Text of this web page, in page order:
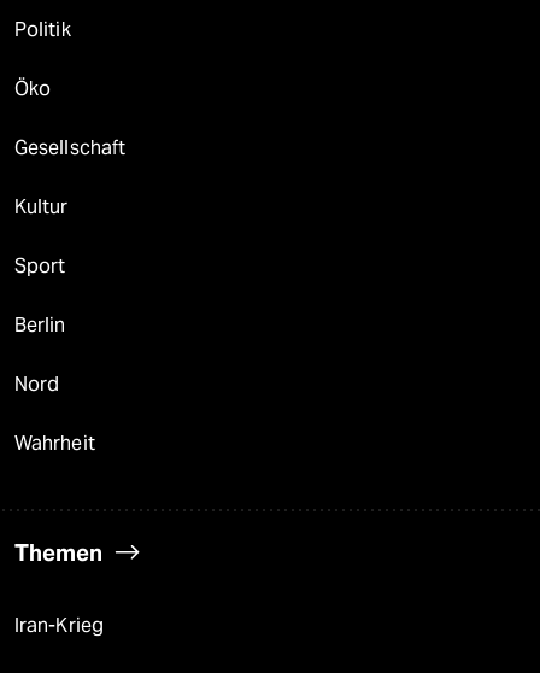
Politik
Öko
Gesellschaft
Kultur
Sport
Berlin
Nord
Wahrheit
Themen
Iran-Krieg